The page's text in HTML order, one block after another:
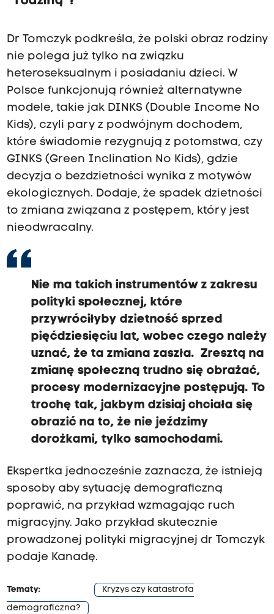
Dr Tomczyk podkreśla, że polski obraz rodziny
nie polega już tylko na związku
heteroseksualnym i posiadaniu dzieci. W
Polsce funkcjonują również alternatywne
modele, takie jak DINKS (Double Income No
Kids), czyli pary z podwójnym dochodem,
które świadomie rezygnują z potomstwa, czy
GINKS (Green Inclination No Kids), gdzie
decyzja o bezdzietności wynika z motywów
ekologicznych. Dodaje, że spadek dzietności
to zmiana związana z postępem, który jest
nieodwracalny.
Nie ma takich instrumentów z zakresu
polityki społecznej, które
przywróciłyby dzietność sprzed
pięćdziesięciu lat, wobec czego należy
uznać, że ta zmiana zaszła. Zresztą na
zmianę społeczną trudno się obrażać,
procesy modernizacyjne postępują. To
trochę tak, jakbym dzisiaj chciała się
obrazić na to, że nie jeździmy
dorożkami, tylko samochodami.
Ekspertka jednocześnie zaznacza, że istnieją
sposoby aby sytuację demograficzną
poprawić, na przykład wzmagając ruch
migracyjny. Jako przykład skutecznie
prowadzonej polityki migracyjnej dr Tomczyk
podaje Kanadę.
Tematy:
Kryzys czy katastrofa
demograficzna?